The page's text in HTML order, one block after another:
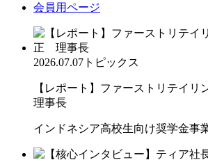
会員用ページ
2026.07.07 トピックス
【レポート】ファーストリテイ
理事長
インドネシア高校生向け奨学金事